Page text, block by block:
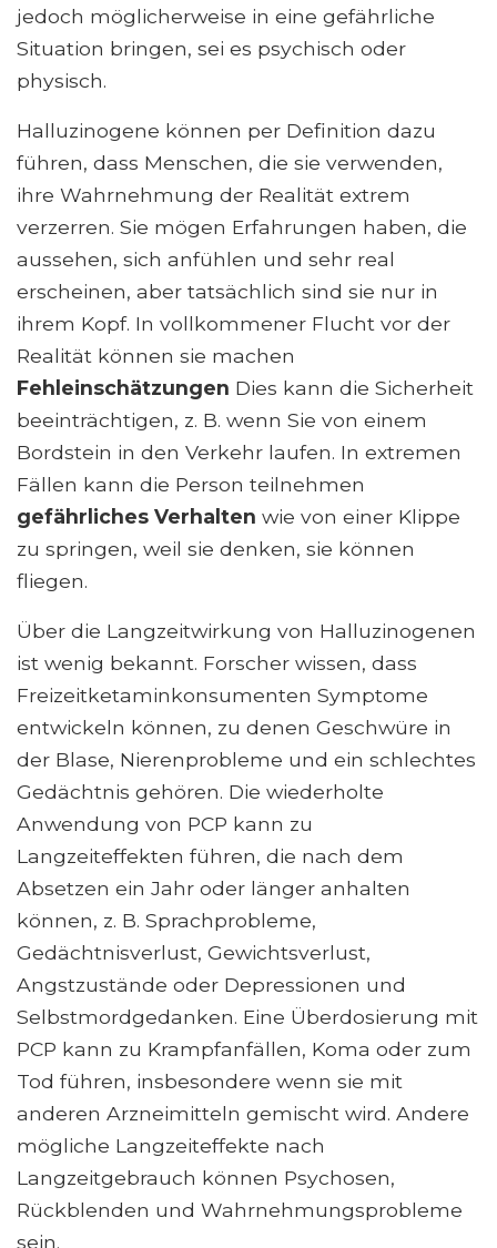
jedoch möglicherweise in eine gefährliche
Situation bringen, sei es psychisch oder
physisch.
Halluzinogene können per Definition dazu
führen, dass Menschen, die sie verwenden,
ihre Wahrnehmung der Realität extrem
verzerren. Sie mögen Erfahrungen haben, die
aussehen, sich anfühlen und sehr real
erscheinen, aber tatsächlich sind sie nur in
ihrem Kopf. In vollkommener Flucht vor der
Realität können sie machen
Fehleinschätzungen Dies kann die Sicherheit
beeinträchtigen, z. B. wenn Sie von einem
Bordstein in den Verkehr laufen. In extremen
Fällen kann die Person teilnehmen
gefährliches Verhalten wie von einer Klippe
zu springen, weil sie denken, sie können
fliegen.
Über die Langzeitwirkung von Halluzinogenen
ist wenig bekannt. Forscher wissen, dass
Freizeitketaminkonsumenten Symptome
entwickeln können, zu denen Geschwüre in
der Blase, Nierenprobleme und ein schlechtes
Gedächtnis gehören. Die wiederholte
Anwendung von PCP kann zu
Langzeiteffekten führen, die nach dem
Absetzen ein Jahr oder länger anhalten
können, z. B. Sprachprobleme,
Gedächtnisverlust, Gewichtsverlust,
Angstzustände oder Depressionen und
Selbstmordgedanken. Eine Überdosierung mit
PCP kann zu Krampfanfällen, Koma oder zum
Tod führen, insbesondere wenn sie mit
anderen Arzneimitteln gemischt wird. Andere
mögliche Langzeiteffekte nach
Langzeitgebrauch können Psychosen,
Rückblenden und Wahrnehmungsprobleme
sein.